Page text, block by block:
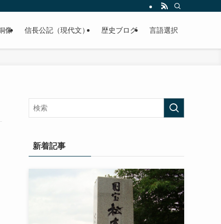
介致します。
像 信長公記（現代文） 歴史ブログ 言語選択
新着記事